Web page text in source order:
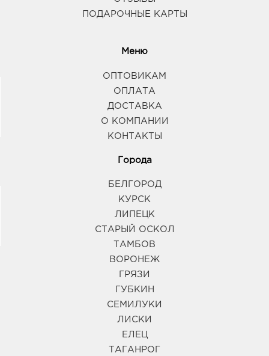
ПОДАРОЧНЫЕ КАРТЫ
Меню
ОПТОВИКАМ
ОПЛАТА
ДОСТАВКА
О КОМПАНИИ
КОНТАКТЫ
Города
БЕЛГОРОД
КУРСК
ЛИПЕЦК
СТАРЫЙ ОСКОЛ
ТАМБОВ
ВОРОНЕЖ
ГРЯЗИ
ГУБКИН
СЕМИЛУКИ
ЛИСКИ
ЕЛЕЦ
ТАГАНРОГ